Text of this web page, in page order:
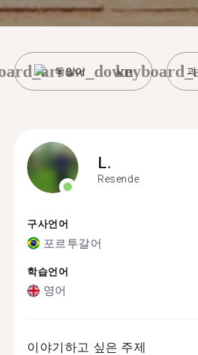
독일어
L.
Resende
구사언어
포르투갈어
학습언어
영어
이야기하고 싶은 주제